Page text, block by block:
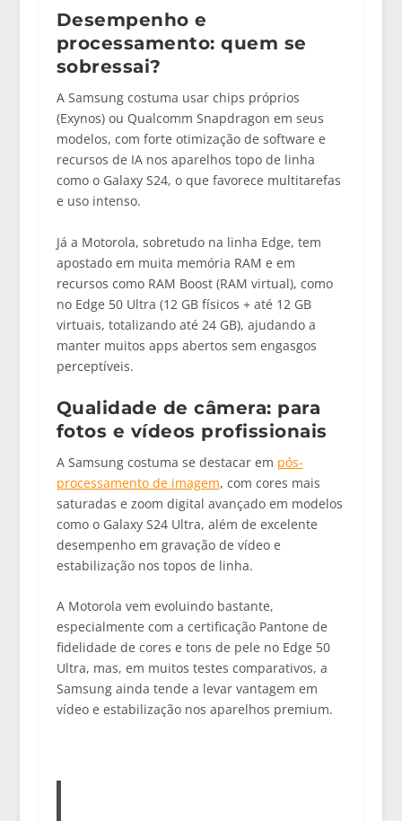
Desempenho e
processamento: quem se
sobressai?
A Samsung costuma usar chips próprios
(Exynos) ou Qualcomm Snapdragon em seus
modelos, com forte otimização de software e
recursos de IA nos aparelhos topo de linha
como o Galaxy S24, o que favorece multitarefas
e uso intenso.
Já a Motorola, sobretudo na linha Edge, tem
apostado em muita memória RAM e em
recursos como RAM Boost (RAM virtual), como
no Edge 50 Ultra (12 GB físicos + até 12 GB
virtuais, totalizando até 24 GB), ajudando a
manter muitos apps abertos sem engasgos
perceptíveis.
Qualidade de câmera: para
fotos e vídeos profissionais
A Samsung costuma se destacar em pós-
processamento de imagem, com cores mais
saturadas e zoom digital avançado em modelos
como o Galaxy S24 Ultra, além de excelente
desempenho em gravação de vídeo e
estabilização nos topos de linha.
A Motorola vem evoluindo bastante,
especialmente com a certificação Pantone de
fidelidade de cores e tons de pele no Edge 50
Ultra, mas, em muitos testes comparativos, a
Samsung ainda tende a levar vantagem em
vídeo e estabilização nos aparelhos premium.